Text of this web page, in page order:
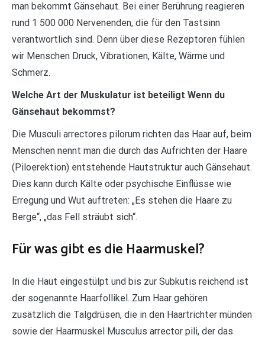
man bekommt Gänsehaut. Bei einer Berührung reagieren
rund 1 500 000 Nervenenden, die für den Tastsinn
verantwortlich sind. Denn über diese Rezeptoren fühlen
wir Menschen Druck, Vibrationen, Kälte, Wärme und
Schmerz.
Welche Art der Muskulatur ist beteiligt Wenn du
Gänsehaut bekommst?
Die Musculi arrectores pilorum richten das Haar auf, beim
Menschen nennt man die durch das Aufrichten der Haare
(Piloerektion) entstehende Hautstruktur auch Gänsehaut.
Dies kann durch Kälte oder psychische Einflüsse wie
Erregung und Wut auftreten: „Es stehen die Haare zu
Berge“, „das Fell sträubt sich“.
Für was gibt es die Haarmuskel?
In die Haut eingestülpt und bis zur Subkutis reichend ist
der sogenannte Haarfollikel. Zum Haar gehören
zusätzlich die Talgdrüsen, die in den Haartrichter münden
sowie der Haarmuskel Musculus arrector pili, der das